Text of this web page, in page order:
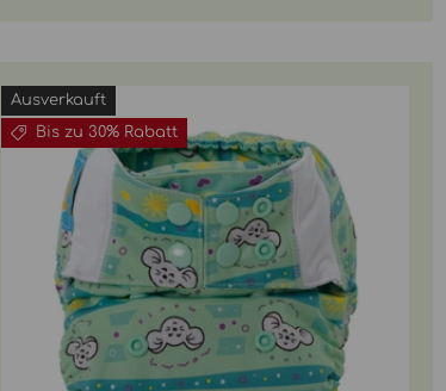
Ausverkauft
Bis zu 30% Rabatt